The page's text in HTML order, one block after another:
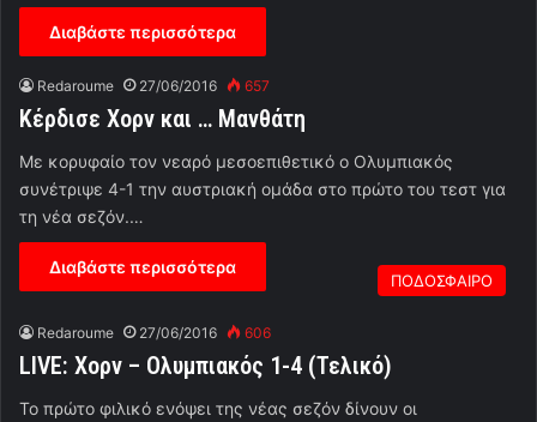
Διαβάστε περισσότερα
Redaroume 27/06/2016 657
Κέρδισε Χορν και … Μανθάτη
Με κορυφαίο τον νεαρό μεσοεπιθετικό ο Ολυμπιακός
συνέτριψε 4-1 την αυστριακή ομάδα στο πρώτο του τεστ για
τη νέα σεζόν.…
Διαβάστε περισσότερα
ΠΟΔΟΣΦΑΙΡΟ
Redaroume 27/06/2016 606
LIVE: Χορν – Ολυμπιακός 1-4 (Τελικό)
Το πρώτο φιλικό ενόψει της νέας σεζόν δίνουν οι